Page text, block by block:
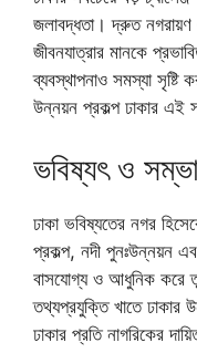
জলাবদ্ধতা। দ্রুত নগরায়ণ
জীবনযাত্রার মানকে
ব্যবস্থাপনাও সমস্যা সৃষ্টি
উন্নয়ন প্রকল্প ঢাকার এই
ভবিষ্যৎ ও
ঢাকা ভবিষ্যতের নগর
প্রকল্প, নদী পুনঃউন্নয়ন
বাসযোগ্য ও আধুনিক করে
তথ্যপ্রযুক্তি খাতে ঢাকার
ঢাকার প্রতি নাগরিকের